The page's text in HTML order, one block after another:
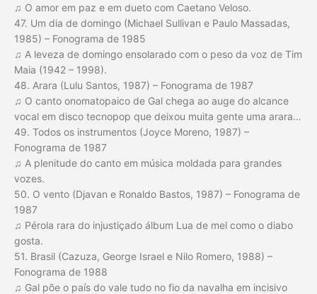
♫ O amor em paz e em dueto com Caetano Veloso.
47. Um dia de domingo (Michael Sullivan e Paulo Massadas,
1985) – Fonograma de 1985
♫ A leveza de domingo ensolarado com o peso da voz de Tim
Maia (1942 – 1998).
48. Arara (Lulu Santos, 1987) – Fonograma de 1987
♫ O canto onomatopaico de Gal chega ao auge do alcance
vocal em disco tecnopop que deixou muita gente uma arara…
49. Todos os instrumentos (Joyce Moreno, 1987) –
Fonograma de 1987
♫ A plenitude do canto em música moldada para grandes
vozes.
50. O vento (Djavan e Ronaldo Bastos, 1987) – Fonograma de
1987
♫ Pérola rara do injustiçado álbum Lua de mel como o diabo
gosta.
51. Brasil (Cazuza, George Israel e Nilo Romero, 1988) –
Fonograma de 1988
♫ Gal põe o país do vale tudo no fio da navalha em incisivo